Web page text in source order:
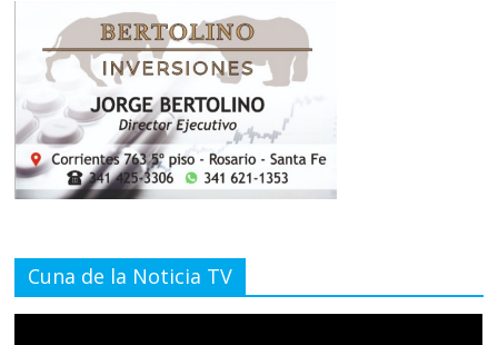
Cuna de la Noticia TV